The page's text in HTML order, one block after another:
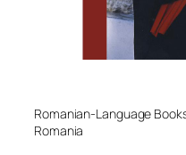
Romanian-Language
Romania